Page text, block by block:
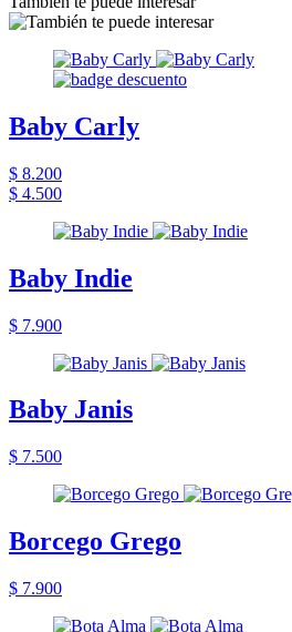
Baby Carly
$ 8.200
$ 4.500
Baby Indie
$ 7.900
Baby Janis
$ 7.500
Borcego Grego
$ 7.900